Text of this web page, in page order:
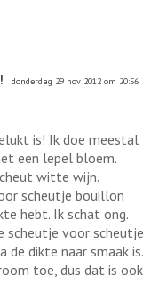
donderdag 29 nov 2012 om 20:56
is! Ik doe meestal
een lepel bloem.
witte wijn.
scheutje bouillon
hebt. Ik schat ong.
scheutje voor scheutje
dikte naar smaak is.
toe, dus dat is ook